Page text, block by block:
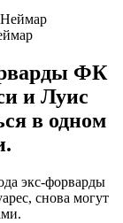
ФК
и Луис
в одном
экс-форварды
снова могут